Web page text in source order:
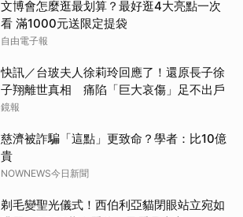
文博會怎麼逛最划算？最好逛4大亮點一次
看 滿1000元送限定提袋
自由電子報
快訊／台玻夫人徐莉玲回應了！還原長子徐
子翔離世真相 痛陷「巨大哀傷」足不出戶
鏡報
慈濟被詐騙「這點」更致命？學者：比10億
貴
NOWNEWS今日新聞
剃毛變聖光儀式！西伯利亞貓閉眼站立宛如